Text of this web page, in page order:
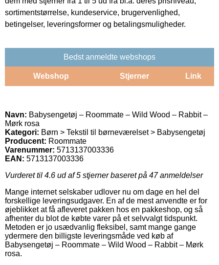
sortimentstørrelse, kundeservice, brugervenlighed,
betingelser, leveringsformer og betalingsmuligheder.
Bedst anmeldte webshops
Webshop Stjerner Link
Navn: Babysengetøj – Roommate – Wild Wood – Rabbit –
Mørk rosa
Kategori: Børn > Tekstil til børneværelset > Babysengetøj
Producent: Roommate
Varenummer: 5713137003336
EAN: 5713137003336
Vurderet til 4.6 ud af 5 stjerner baseret på 47anmeldelser
Mange internet selskaber udlover nu om dage en hel del
forskellige leveringsudgaver. En af de mest anvendte er for
øjeblikket at få afleveret pakken hos en pakkeshop, og så
afhenter du blot de købte varer på et selvvalgt tidspunkt.
Metoden er jo usædvanlig fleksibel, samt mange gange
ydermere den billigste leveringsmåde ved køb af
Babysengetøj – Roommate – Wild Wood – Rabbit – Mørk
rosa.